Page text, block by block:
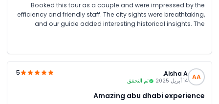
Booked this tour as a couple and were impressed by the
efficiency and friendly staff. The city sights were breathtaking,
and our guide added interesting historical insights. The
AA
Aisha A.
14 أبريل 2025 تم التحقق
5
Amazing abu dhabi experience